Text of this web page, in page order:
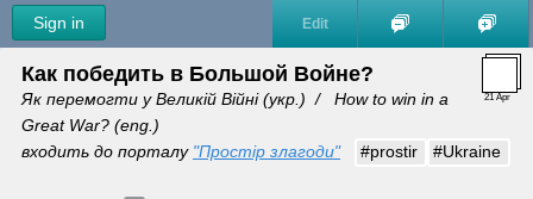
Sign in Edit
21 Apr
Как победить в Большой Войне?
Як перемогти у Великій Війні (укр.)  /   How to win in a
Great War? (eng.)
входить до порталу "Простір злагоди" #prostir #Ukraine